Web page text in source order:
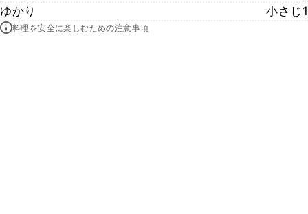
ゆかり
小さじ1
料理を安全に楽しむための注意事項